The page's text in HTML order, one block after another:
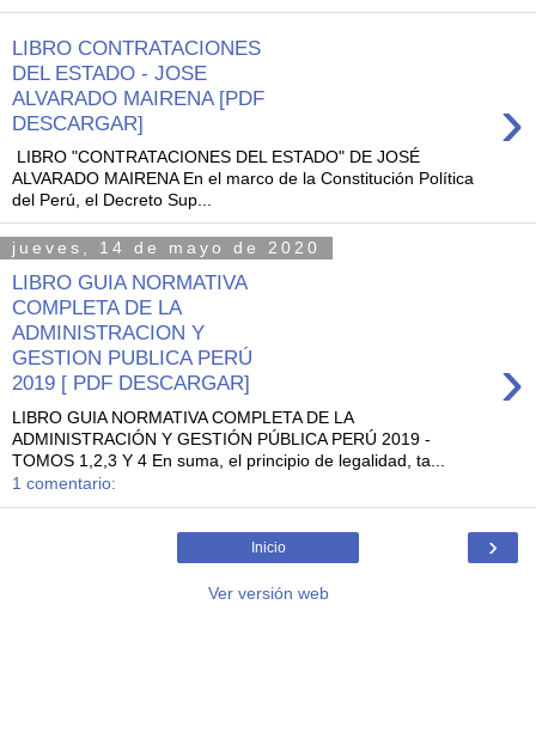
LIBRO CONTRATACIONES
DEL ESTADO - JOSE
ALVARADO MAIRENA [PDF
DESCARGAR]
›
LIBRO "CONTRATACIONES DEL ESTADO" DE JOSÉ
ALVARADO MAIRENA En el marco de la Constitución Política
del Perú, el Decreto Sup...
jueves, 14 de mayo de 2020
LIBRO GUIA NORMATIVA
COMPLETA DE LA
ADMINISTRACION Y
GESTION PUBLICA PERÚ
2019 [ PDF DESCARGAR]
›
LIBRO GUIA NORMATIVA COMPLETA DE LA
ADMINISTRACIÓN Y GESTIÓN PÚBLICA PERÚ 2019 -
TOMOS 1,2,3 Y 4 En suma, el principio de legalidad, ta...
1 comentario:
›
Inicio
Ver versión web